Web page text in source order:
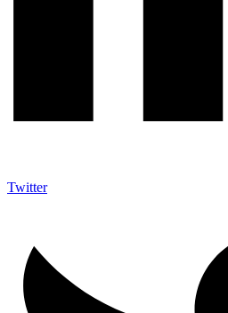
Twitter